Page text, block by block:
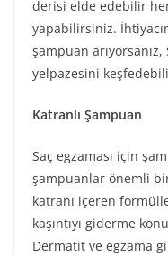
derisi elde edebilir
yapabilirsiniz.
şampuan
yelpazesini
Katranlı Şampuan
Saç egzaması için
şampuanlar önemli
katranı içeren
kaşıntıyı giderme
Dermatit ve egzama